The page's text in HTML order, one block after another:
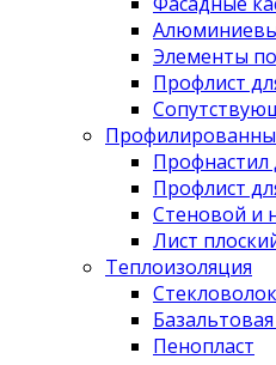
Элементы
Профлист
Профнастил
Профлист
Стеновой и
Лист
Теплоизоляция
Пенопласт